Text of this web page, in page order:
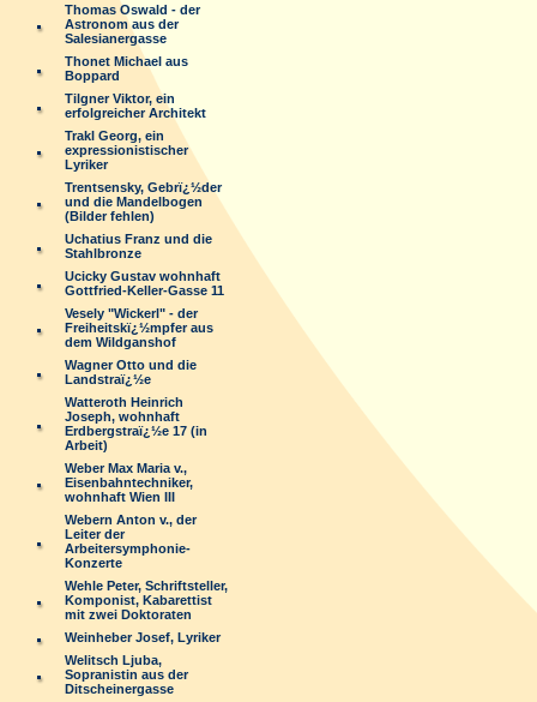
Thomas Oswald - der
Astronom aus der
Salesianergasse
Thonet Michael aus
Boppard
Tilgner Viktor, ein
erfolgreicher Architekt
Trakl Georg, ein
expressionistischer
Lyriker
Trentsensky, Gebrï¿½der
und die Mandelbogen
(Bilder fehlen)
Uchatius Franz und die
Stahlbronze
Ucicky Gustav wohnhaft
Gottfried-Keller-Gasse 11
Vesely "Wickerl" - der
Freiheitskï¿½mpfer aus
dem Wildganshof
Wagner Otto und die
Landstraï¿½e
Watteroth Heinrich
Joseph, wohnhaft
Erdbergstraï¿½e 17 (in
Arbeit)
Weber Max Maria v.,
Eisenbahntechniker,
wohnhaft Wien III
Webern Anton v., der
Leiter der
Arbeitersymphonie-
Konzerte
Wehle Peter, Schriftsteller,
Komponist, Kabarettist
mit zwei Doktoraten
Weinheber Josef, Lyriker
Welitsch Ljuba,
Sopranistin aus der
Ditscheinergasse